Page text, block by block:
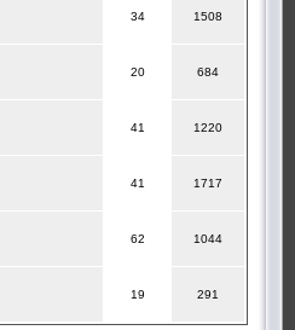
34 1508
20 684
41 1220
41 1717
62 1044
19 291